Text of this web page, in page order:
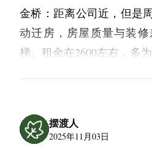
金桥：距离公司近，但是
动迁房，房屋质量与装
梯。租金在2600左右，多
曹路：需地铁通勤，地铁
的人也多，但距离市区远
有公墓在。”
摆渡人
2025年11月03日